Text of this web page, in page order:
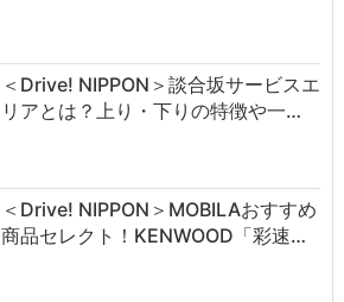
＜Drive! NIPPON＞談合坂サービスエ
リアとは？上り・下りの特徴や一…
＜Drive! NIPPON＞MOBILAおすすめ
商品セレクト！KENWOOD「彩速…